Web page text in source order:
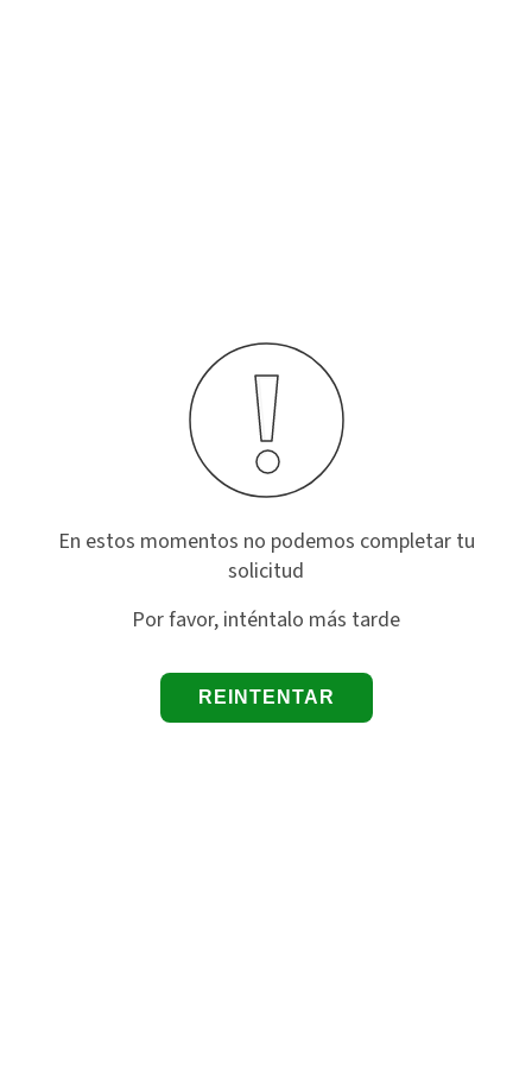
En estos momentos no podemos completar tu
solicitud
Por favor, inténtalo más tarde
REINTENTAR